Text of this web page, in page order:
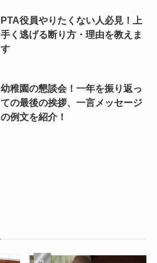
PTA役員やりたくない人必見！上
手く逃げる断り方・理由を教えま
す
幼稚園の懇談会！一年を振り返っ
ての最後の挨拶、一言メッセージ
の例文を紹介！